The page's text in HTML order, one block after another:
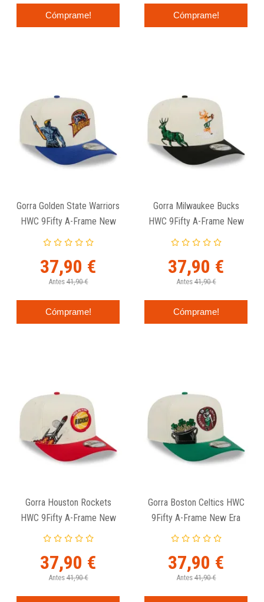
Cómprame! Cómprame!
Gorra Golden State Warriors
HWC 9Fifty A-Frame New
Era
37,90 €
Antes 41,90 €
Cómprame!
Gorra Milwaukee Bucks
HWC 9Fifty A-Frame New
Era
37,90 €
Antes 41,90 €
Cómprame!
Gorra Houston Rockets
HWC 9Fifty A-Frame New
Era
37,90 €
Antes 41,90 €
Gorra Boston Celtics HWC
9Fifty A-Frame New Era
37,90 €
Antes 41,90 €